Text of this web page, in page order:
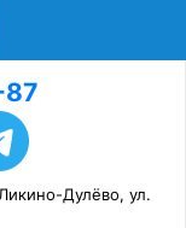
Дулёво, ул.